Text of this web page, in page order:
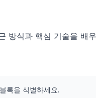
방식과 핵심 기술을 배
록을 식별하세요.